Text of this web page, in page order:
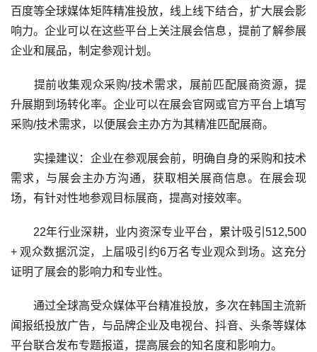
百度等全球媒体矩阵精准投放，线上线下结合，扩大展会影
响力。企业可以在这些平台上关注展会信息，提前了解参展
企业和展品，制定参观计划。
提前收集观众采购/技术需求，展前匹配展商资源，提
升展期到场转化率。企业可以在展会官网或官方平台上填写
采购/技术需求，以便展会主办方为其精准匹配展商。
实操建议：企业在参观展会前，明确自身的采购和技术
需求，与展会主办方沟通，获取相关展商信息。在展会现
场，有针对性地参观目标展商，提高对接效率。
22年行业深耕，业内资深专业平台，累计吸引512,500
+ 观众数据沉淀，上届吸引约6万名专业观众到场。这充分
证明了展会的影响力和专业性。
通过全球高受众媒体平台精准投放，多次在韩国主流新
闻报纸投放广告，与品牌企业及电视台、抖音、头条等媒体
平台联合发布专题报道，提高展会的知名度和影响力。